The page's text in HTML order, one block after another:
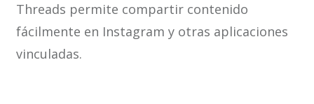
Threads permite compartir contenido
fácilmente en Instagram y otras aplicaciones
vinculadas.